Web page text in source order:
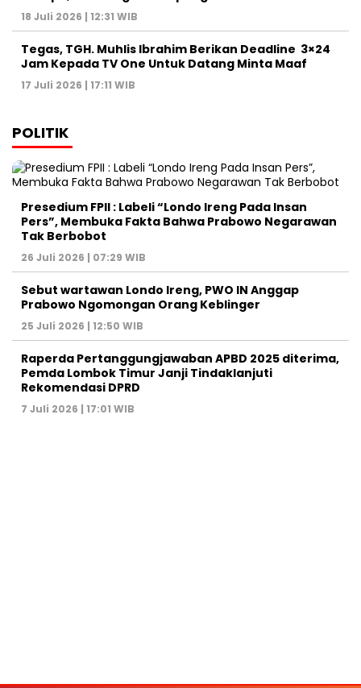
18 Juli 2026 | 12:31 WIB
Tegas, TGH. Muhlis Ibrahim Berikan Deadline 3×24
Jam Kepada TV One Untuk Datang Minta Maaf
17 Juli 2026 | 17:11 WIB
POLITIK
Presedium FPII : Labeli “Londo Ireng Pada Insan
Pers”, Membuka Fakta Bahwa Prabowo Negarawan
Tak Berbobot
26 Juli 2026 | 07:29 WIB
Sebut wartawan Londo Ireng, PWO IN Anggap
Prabowo Ngomongan Orang Keblinger
25 Juli 2026 | 12:50 WIB
Raperda Pertanggungjawaban APBD 2025 diterima,
Pemda Lombok Timur Janji Tindaklanjuti
Rekomendasi DPRD
7 Juli 2026 | 17:01 WIB